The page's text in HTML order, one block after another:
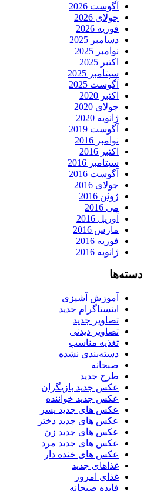
آگوست 2026
جولای 2026
فوریه 2026
دسامبر 2025
نوامبر 2025
اکتبر 2025
سپتامبر 2025
آگوست 2025
اکتبر 2020
جولای 2020
ژانویه 2020
آگوست 2019
نوامبر 2016
اکتبر 2016
سپتامبر 2016
آگوست 2016
جولای 2016
ژوئن 2016
می 2016
آوریل 2016
مارس 2016
فوریه 2016
ژانویه 2016
دسته‌ها
آموزش آشپزی
اینستاگرام جدید
تصاویر جدید
تصاویر دیدنی
تغذیه مناسب
دسته‌بندی نشده
صبحانه
طرح جدید
عکس جدید بازیگران
عکس جدید خواننده
عکس های جدید پسر
عکس های جدید دختر
عکس های جدید زن
عکس های جدید مرد
عکس های خنده دار
غذاهای جدید
غذای امروز
فایده صبحانه